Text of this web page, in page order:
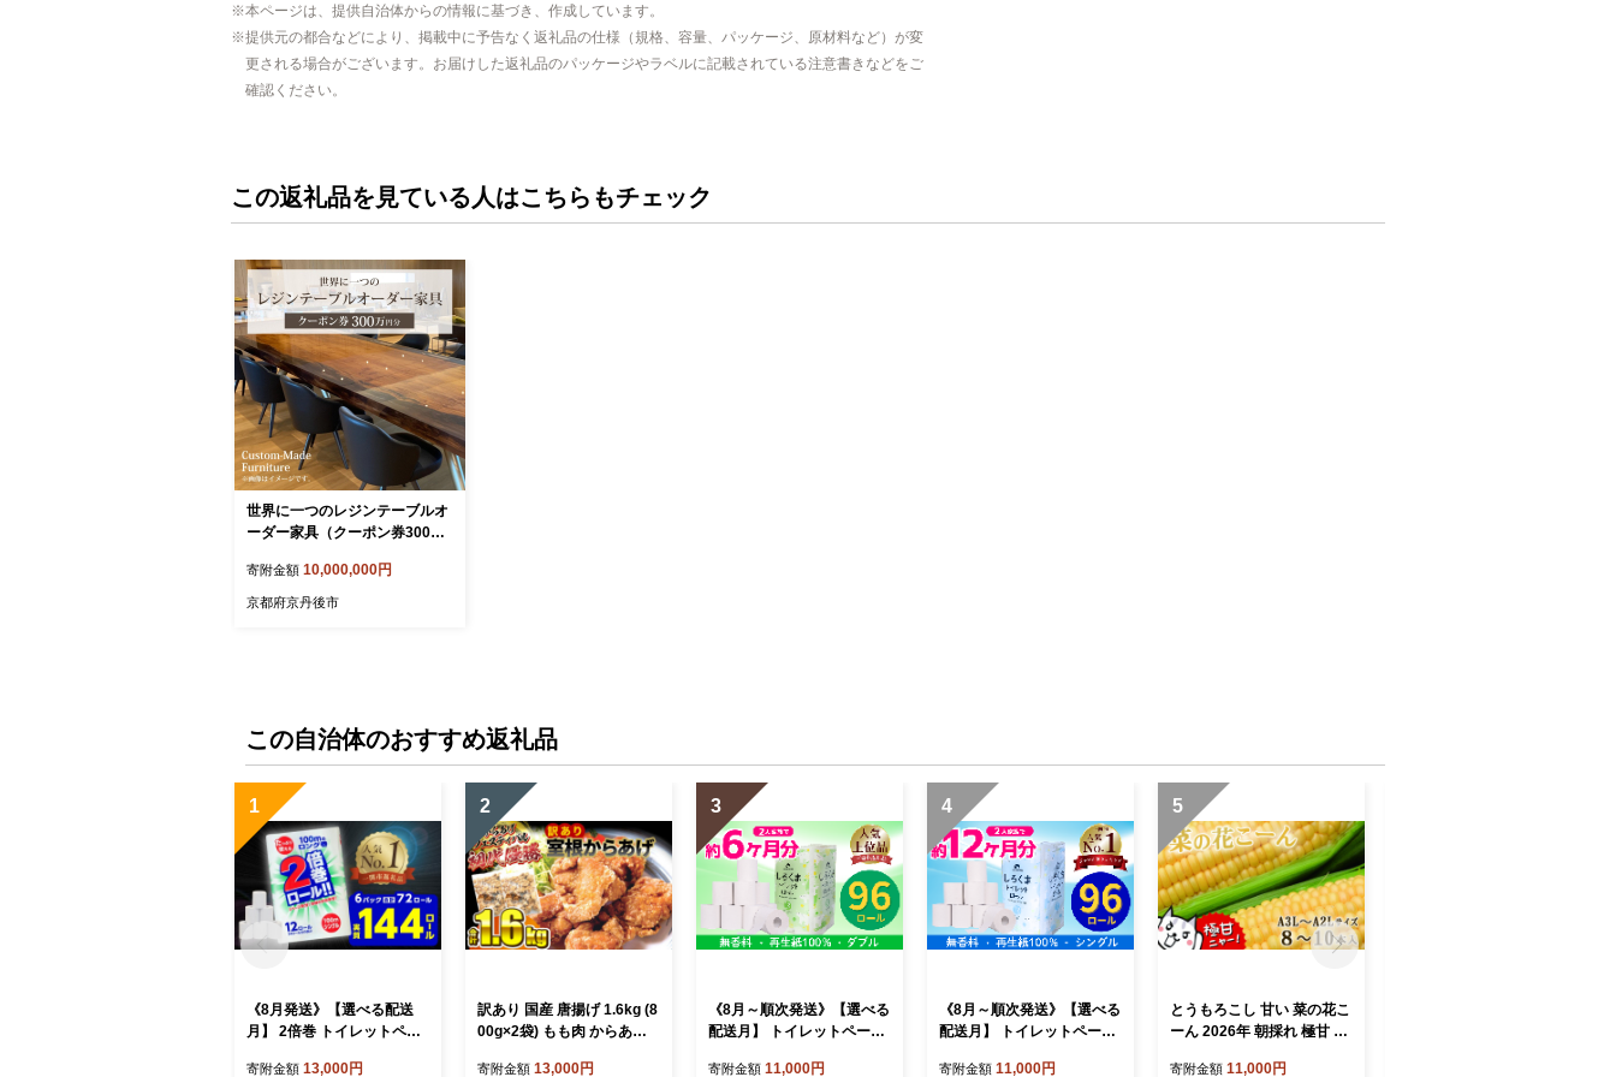
本ページは、提供自治体からの情報に基づき、作成しています。
提供元の都合などにより、掲載中に予告なく返礼品の仕様（規格、容量、パッケージ、原材料など）が変
更される場合がございます。お届けした返礼品のパッケージやラベルに記載されている注意書きなどをご
確認ください。
この返礼品を見ている人はこちらもチェック
世界に一つのレジンテーブルオ
ーダー家具（クーポン券300万
寄附金額 10,000,000円
京都府京丹後市
この自治体のおすすめ返礼品
1
《8月発送》【選べる配送
月】 2倍巻 トイレットペー
寄附金額 13,000円
2
訳あり 国産 唐揚げ 1.6kg (8
00g×2袋) もも肉 からあげ
寄附金額 13,000円
3
《8月～順次発送》【選べる
配送月】 トイレットペーパ
寄附金額 11,000円
4
《8月～順次発送》【選べる
配送月】 トイレットペーパ
寄附金額 11,000円
5
とうもろこし 甘い 菜の花こ
ーん 2026年 朝採れ 極甘 8
寄附金額 11,000円